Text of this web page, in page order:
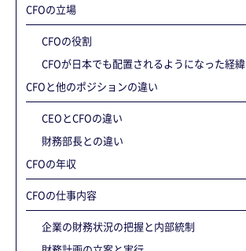
CFOの立場
CFOの役割
CFOが日本でも配置されるようになった経緯
CFOと他のポジションの違い
CEOとCFOの違い
財務部長との違い
CFOの年収
CFOの仕事内容
企業の財務状況の把握と内部統制